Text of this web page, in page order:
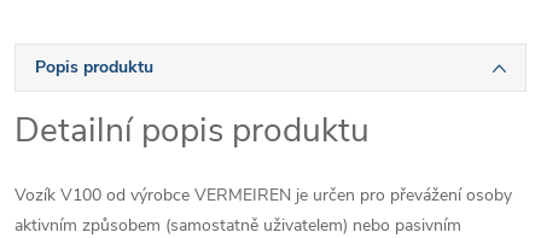
Popis produktu
Detailní popis produktu
Vozík V100 od výrobce VERMEIREN je určen pro převážení osoby
aktivním způsobem (samostatně uživatelem) nebo pasivním